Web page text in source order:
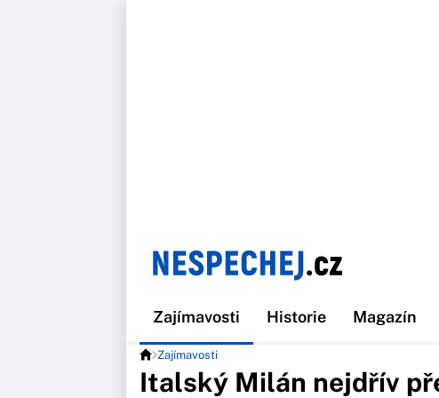
Zajímavosti Historie Magazín
Zajímavosti
Italský Milán nejdřív